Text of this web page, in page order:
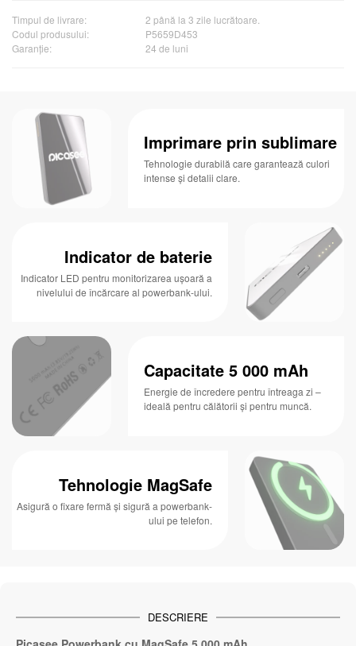
Timpul de livrare:
2 până la 3 zile lucrătoare.
Codul produsului:
P5659D453
Garanţie:
24 de luni
Imprimare prin sublimare
Tehnologie durabilă care garantează culori
intense și detalii clare.
Indicator de baterie
Indicator LED pentru monitorizarea ușoară a
nivelului de încărcare al powerbank-ului.
Capacitate 5 000 mAh
Energie de încredere pentru întreaga zi –
ideală pentru călătorii și pentru muncă.
Tehnologie MagSafe
Asigură o fixare fermă și sigură a powerbank-
ului pe telefon.
DESCRIERE